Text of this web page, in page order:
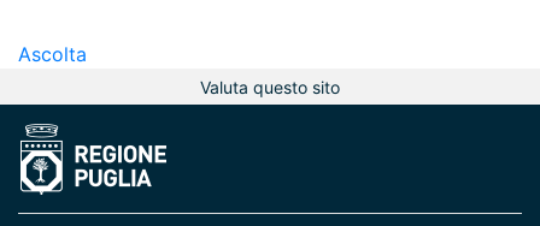
Ascolta
Valuta questo sito